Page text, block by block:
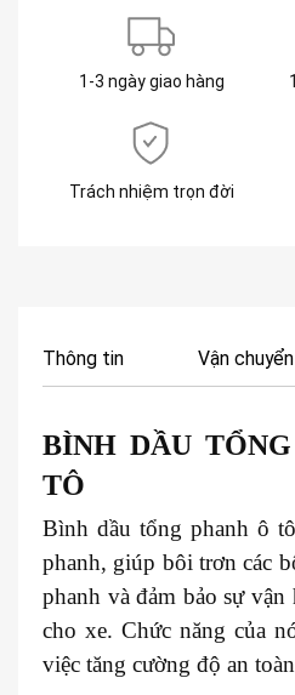
1-3 ngày giao hàng
Trách nhiệm trọn đời
Thông tin Vận chuyển
BÌNH DẦU
TÔ
Bình dầu tổng phanh ô
phanh, giúp bôi trơn các
phanh và đảm bảo sự
cho xe. Chức năng của
việc tăng cường độ an